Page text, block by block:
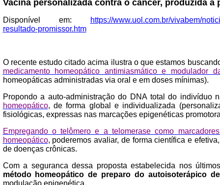
Vacina personalizada contra o câncer, produzida
Disponível em:
https://www.uol.com.br/vivabem/
resultado-promissor.htm
O recente estudo citado acima ilustra o que estamos
medicamento homeopático antimiasmático e modulador
homeopáticas administradas via oral e em doses mínimas).
Propondo a auto-administração do DNA total do indivíduo
homeopático, de forma global e individualizada
fisiológicas, expressas nas marcações epigenéticas
Empregando o telômero e a telomerase como
homeopático, poderemos avaliar, de forma científica e
de doenças crônicas.
Com a seguranca dessa proposta estabelecida nos
método homeopático de preparo do autoisoterápico
modulação epigenética.